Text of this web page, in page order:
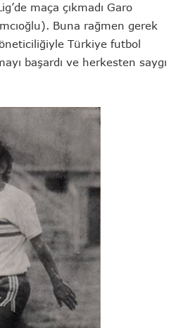
maça çıkmadı Garo
Buna rağmen gerek
Türkiye futbol
başardı ve herkesten saygı